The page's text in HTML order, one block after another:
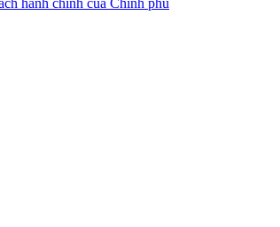
hành chính của Chính phủ